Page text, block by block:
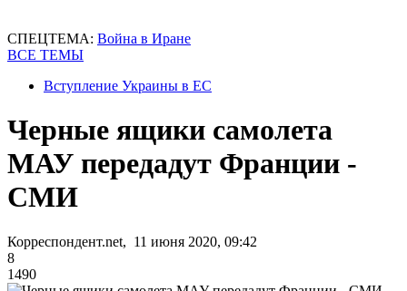
СПЕЦТЕМА: Война в Иране
ВСЕ ТЕМЫ
Вступление Украины в ЕС
Черные ящики самолета
МАУ передадут Франции -
СМИ
Корреспондент.net, 11 июня 2020, 09:42
8
1490